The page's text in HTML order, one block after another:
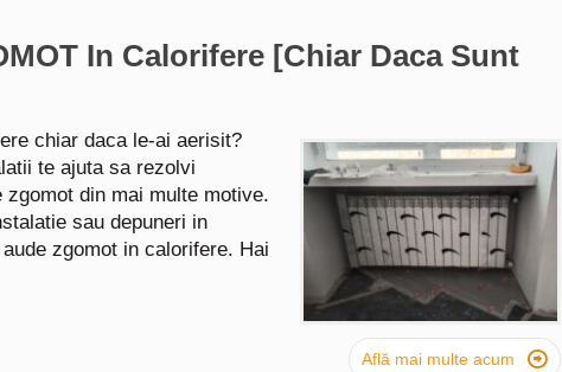
In Calorifere [Chiar Daca Sunt
chiar daca le-ai aerisit?
te ajuta sa rezolvi
din mai multe motive.
sau depuneri in
zgomot in calorifere. Hai
Află mai multe acum 